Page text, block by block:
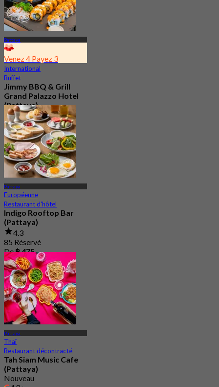
Pattaya
Venez 4 Payez 3
International
Buffet
Jimmy BBQ & Grill
Grand Palazzo Hotel
(Pattaya)
4.1
306 Réservé
De฿ 599.25
Pattaya
Européenne
Restaurant d'hôtel
Indigo Rooftop Bar
(Pattaya)
4.3
85 Réservé
De฿ 475
Pattaya
Thaï
Restaurant décontracté
Tah Siam Music Cafe
(Pattaya)
Nouveau